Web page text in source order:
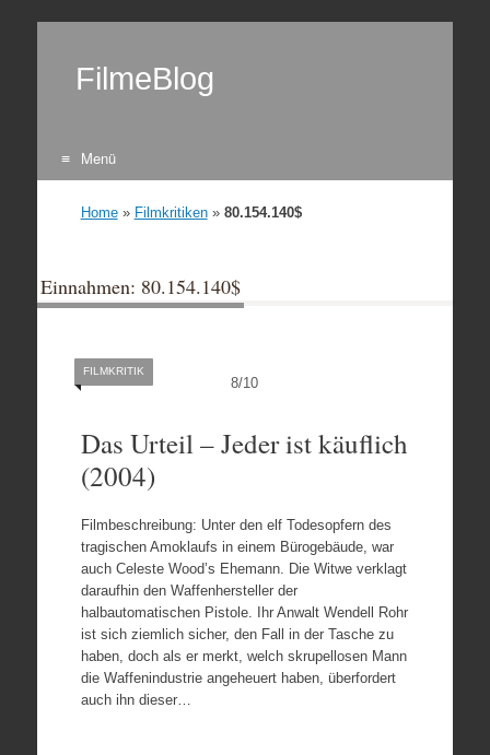
FilmeBlog
Menü
Home» Filmkritiken» 80.154.140$
Einnahmen: 80.154.140$
8/10
FILMKRITIK
Das Urteil – Jeder ist käuflich
(2004)
Filmbeschreibung: Unter den elf Todesopfern des
tragischen Amoklaufs in einem Bürogebäude, war
auch Celeste Wood’s Ehemann. Die Witwe verklagt
daraufhin den Waffenhersteller der
halbautomatischen Pistole. Ihr Anwalt Wendell Rohr
ist sich ziemlich sicher, den Fall in der Tasche zu
haben, doch als er merkt, welch skrupellosen Mann
die Waffenindustrie angeheuert haben, überfordert
auch ihn dieser…